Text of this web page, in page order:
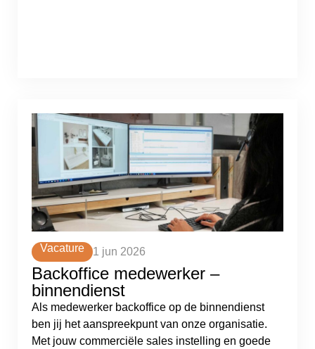
Vacature 1 jun 2026
Backoffice medewerker –
binnendienst
Als medewerker backoffice op de binnendienst
ben jij het aanspreekpunt van onze organisatie.
Met jouw commerciële sales instelling en goede